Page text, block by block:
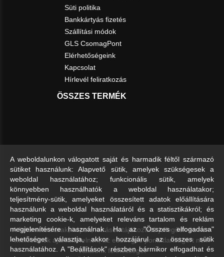
Süti politika
Bankkártyás fizetés
Szállítási módok
GLS CsomagPont
Elérhetőségeink
Kapcsolat
Hírlevél feliratkozás
ÖSSZES TERMÉK
A feltüntetett árak, képek, leírások tájékoztató jellegűek és nem
minősülnek ajánlattételnek, az esetleges pontatlanságért nem
vállalunk felelősséget
A weboldalunkon válogatott saját és harmadik féltől származó
sütiket használunk: Alapvető sütik, amelyek szükségesek a
weboldal használatához; funkcionális sütik, amelyek
könnyebben használhatók a weboldal használatakor;
teljesítmény-sütik, amelyeket összesített adatok előállítására
használunk a weboldal használatáról és a statisztikákról; és
marketing cookie-k, amelyeket releváns tartalom és reklám
megjelenítésére használnak. Ha az "Összes elfogadása"
lehetőséget választja, akkor hozzájárul az összes sütik
használatához. A "Beállítások" részben bármikor elfogadhat és